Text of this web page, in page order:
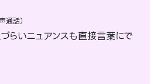
通話）
らいニュアンスも直接言葉にで